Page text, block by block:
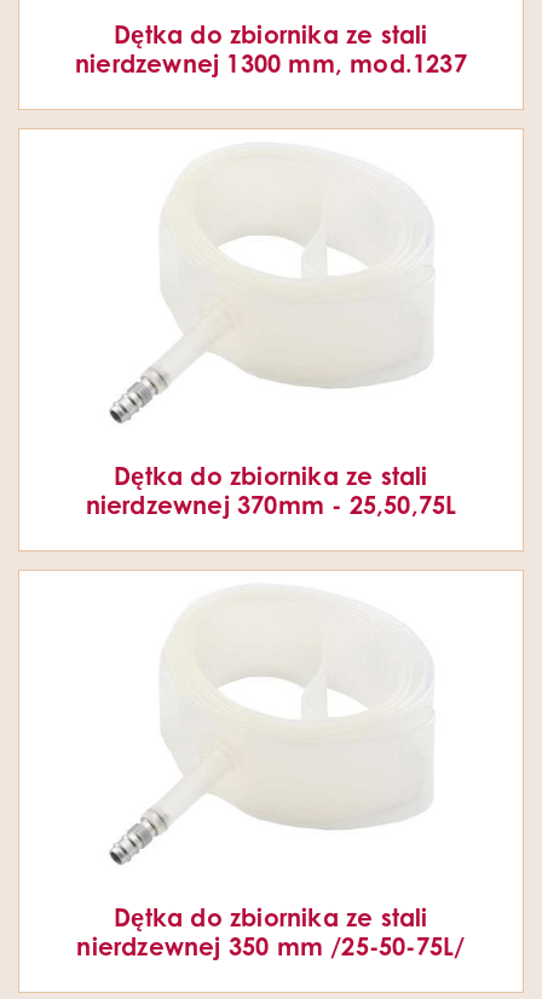
Dętka do zbiornika ze stali
nierdzewnej 1300 mm, mod.1237
Dętka do zbiornika ze stali
nierdzewnej 370mm - 25,50,75L
Dętka do zbiornika ze stali
nierdzewnej 350 mm /25-50-75L/